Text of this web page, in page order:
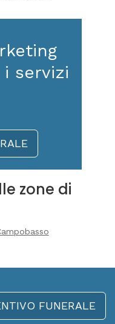
servizi
zone di
FUNERALE